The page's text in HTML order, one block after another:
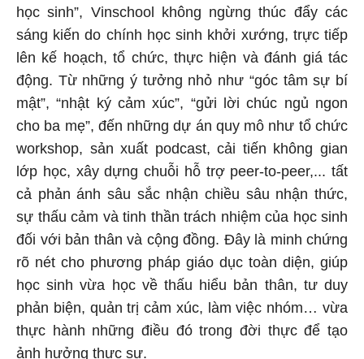
học sinh”, Vinschool không ngừng thúc đẩy các
sáng kiến do chính học sinh khởi xướng, trực tiếp
lên kế hoạch, tổ chức, thực hiện và đánh giá tác
động. Từ những ý tưởng nhỏ như “góc tâm sự bí
mật”, “nhật ký cảm xúc”, “gửi lời chúc ngủ ngon
cho ba mẹ”, đến những dự án quy mô như tổ chức
workshop, sản xuất podcast, cải tiến không gian
lớp học, xây dựng chuỗi hỗ trợ peer-to-peer,... tất
cả phản ánh sâu sắc nhận chiều sâu nhận thức,
sự thấu cảm và tinh thần trách nhiệm của học sinh
đối với bản thân và cộng đồng. Đây là minh chứng
rõ nét cho phương pháp giáo dục toàn diện, giúp
học sinh vừa học về thấu hiểu bản thân, tư duy
phản biện, quản trị cảm xúc, làm việc nhóm… vừa
thực hành những điều đó trong đời thực để tạo
ảnh hưởng thực sự.